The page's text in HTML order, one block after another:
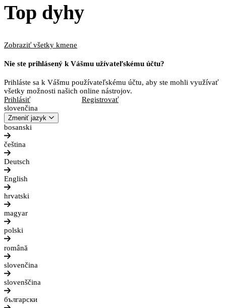
Top dyhy
Zobraziť všetky kmene
Nie ste prihlásený k Vášmu užívateľskému účtu?
Prihláste sa k Vášmu používateľskému účtu, aby ste mohli využívať
všetky možnosti našich online nástrojov.
Prihlásiť
Registrovať
slovenčina
Zmeniť jazyk
bosanski
čeština
Deutsch
English
hrvatski
magyar
polski
română
slovenčina
slovenščina
български